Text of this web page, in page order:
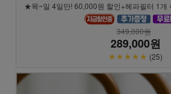
★목~일 4일만! 60,000원 할인+헤파필터 1개
349,000원
289,000원
★★★★★ (25)